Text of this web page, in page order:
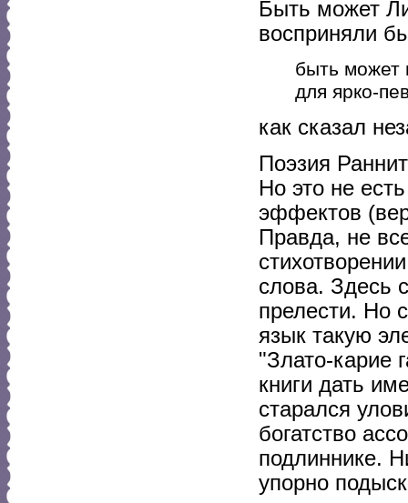
Быть может
восприняли
быть может
для ярко-
как сказал
Поэзия
Но это не
эффектов
Правда, не
слова. Здесь
прелести. Но
язык такую
"Злато-карие
книги дать
старался
богатство
подлиннике.
упорно